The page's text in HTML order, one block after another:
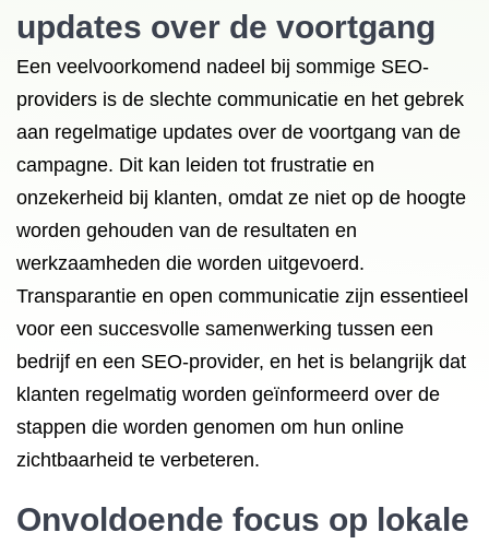
updates over de voortgang
Een veelvoorkomend nadeel bij sommige SEO-
providers is de slechte communicatie en het gebrek
aan regelmatige updates over de voortgang van de
campagne. Dit kan leiden tot frustratie en
onzekerheid bij klanten, omdat ze niet op de hoogte
worden gehouden van de resultaten en
werkzaamheden die worden uitgevoerd.
Transparantie en open communicatie zijn essentieel
voor een succesvolle samenwerking tussen een
bedrijf en een SEO-provider, en het is belangrijk dat
klanten regelmatig worden geïnformeerd over de
stappen die worden genomen om hun online
zichtbaarheid te verbeteren.
Onvoldoende focus op lokale